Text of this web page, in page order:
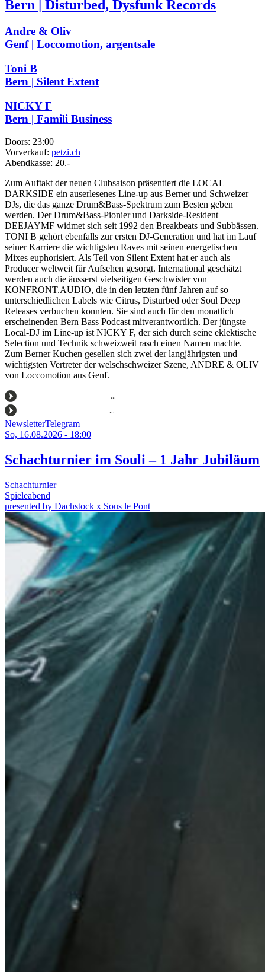
Bern | Disturbed, Dysfunk Records
Andre & Oliv
Genf | Loccomotion, argentsale
Toni B
Bern | Silent Extent
NICKY F
Bern | Famili Business
Doors: 23:00
Vorverkauf: petzi.ch
Abendkasse: 20.-
Zum Auftakt der neuen Clubsaison präsentiert die LOCAL
DARKSIDE ein auserlesenes Line-up aus Berner und Schweizer
DJs, die das ganze Drum&Bass-Spektrum zum Besten geben
werden. Der Drum&Bass-Pionier und Darkside-Resident
DEEJAYMF widmet sich seit 1992 den Breakbeats und Subbässen.
TONI B gehört ebenfalls zur ersten DJ-Generation und hat im Lauf
seiner Karriere die wichtigsten Raves mit seinen energetischen
Mixes euphorisiert. Als Teil von Silent Extent hat er auch als
Producer weltweit für Aufsehen gesorgt. International geschätzt
werden auch die äusserst vielseitigen Geschwister von
KONFRONT.AUDIO, die in den letzten fünf Jahren auf so
unterschiedlichen Labels wie Citrus, Disturbed oder Soul Deep
Releases verbuchen konnten. Sie sind auch für den monatlich
erscheinenden Bern Bass Podcast mitverantwortlich. Der jüngste
Local-DJ im Line-up ist NICKY F, der sich durch seine eklektische
Selection und Technik schweizweit rasch einen Namen machte.
Zum Berner Kuchen gesellen sich zwei der langjährigsten und
wichtigsten Vertreter der welschschweizer Szene, ANDRE & OLIV
von Loccomotion aus Genf.
NewsletterTelegram
So, 16.08.2026 - 18:00
Schachturnier im Souli – 1 Jahr Jubiläum
Schachturnier
Spieleabend
presented by Dachstock x Sous le Pont